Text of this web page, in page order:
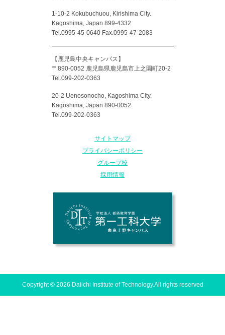
1-10-2 Kokubuchuou, Kirishima City.
Kagoshima, Japan 899-4332
Tel.0995-45-0640 Fax.0995-47-2083
【鹿児島中央キャンパス】
〒890-0052 鹿児島県鹿児島市上之園町20-2
Tel.099-202-0363
20-2 Uenosonocho, Kagoshima City.
Kagoshima, Japan 890-0052
Tel.099-202-0363
サイトマップ
プライバシーポリシー
グループ校
採用情報
Copyright © 2026 Daiichi Institute of Technology.All rights reserved